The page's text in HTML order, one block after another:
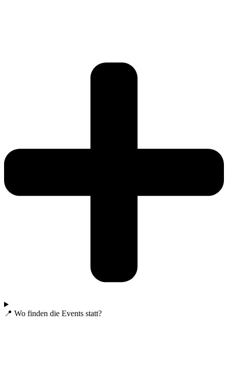
📍 Wo finden die Events statt?